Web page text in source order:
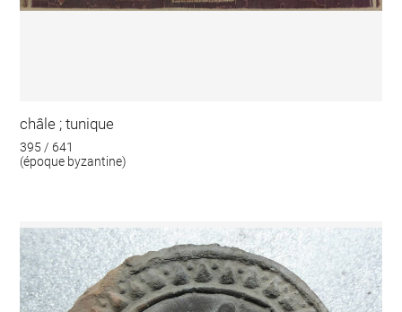
châle ; tunique
395 / 641
(époque byzantine)